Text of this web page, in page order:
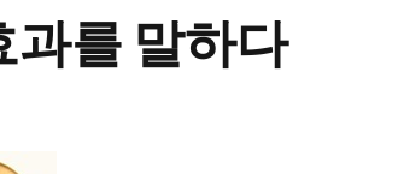
과를 말하다